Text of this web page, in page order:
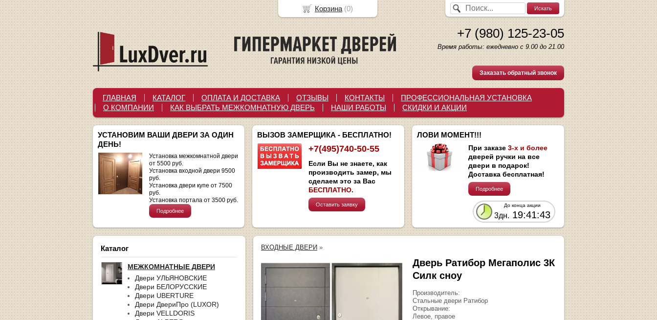
+7 (980) 125-23-05
Время работы: ежедневно с 9.00 до 21.00
Заказать обратный звонок
ГЛАВНАЯ КАТАЛОГ ОПЛАТА И ДОСТАВКА ОТЗЫВЫ КОНТАКТЫ
ПРОФЕССИОНАЛЬНАЯ УСТАНОВКА
О КОМПАНИИ
КАК ВЫБРАТЬ МЕЖКОМНАТНУЮ ДВЕРЬ НАШИ РАБОТЫ СКИДКИ И АКЦИИ
УСТАНОВИМ ВАШИ ДВЕРИ ЗА ОДИН
ДЕНЬ!
Установка межкомнатной двери
от 5500 руб.
Установка входной двери 9500
руб.
Установка двери купе от 7500
руб.
Установка портала от 3500 руб.
Подробнее
ВЫЗОВ ЗАМЕРЩИКА - БЕСПЛАТНО!
+7(495)740-50-55
Если Вы не знаете, как
производить замер, мы
сделаем это за Вас
БЕСПЛАТНО.
Оставить заявку
ЛОВИ МОМЕНТ!!!
При заказе 3-х и более
дверей ручки на все
двери в подарок!
Доставка бесплатная!
Подробнее
До конца акции
3дн. 19:41:42
Каталог
МЕЖКОМНАТНЫЕ ДВЕРИ
Двери УЛЬЯНОВСКИЕ
Двери БЕЛОРУССКИЕ
Двери UBERTURE
Двери ДвериПро (LUXOR)
Двери VELLDORIS
ВХОДНЫЕ ДВЕРИ »
Дверь Ратибор Мегаполис 3К
Силк сноу
Производитель:
Стальные двери Ратибор
Открывание:
Левое, правое
Корзина (0)